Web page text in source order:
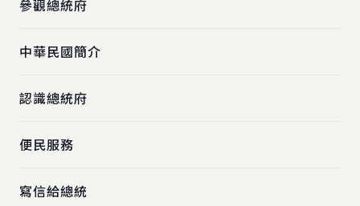
參觀總統府
中華民國簡介
認識總統府
便民服務
寫信給總統